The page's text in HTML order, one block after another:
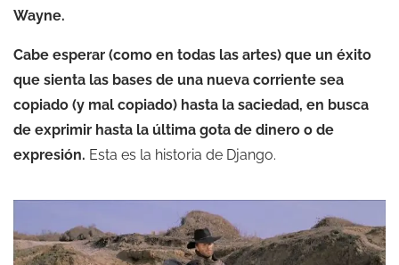
Wayne.
Cabe esperar (como en todas las artes) que un éxito
que sienta las bases de una nueva corriente sea
copiado (y mal copiado) hasta la saciedad, en busca
de exprimir hasta la última gota de dinero o de
expresión. Esta es la historia de Django.